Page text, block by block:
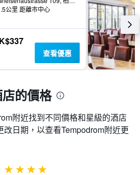
公里 距離市中心
查看優惠
的價格
附近找到不同價格和星級的酒店
日期，以查看Tempodrom​附近更
4星級